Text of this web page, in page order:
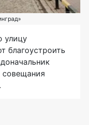
улицу
благоустроить
совещания